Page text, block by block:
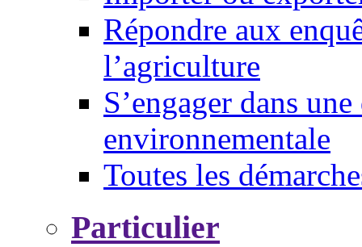
Répondre aux
l’agriculture
S’engager dans
environnementale
Toutes les
Particulier